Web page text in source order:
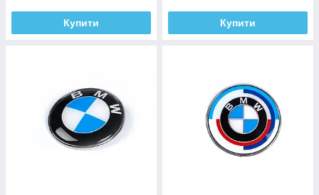
Купити Купити